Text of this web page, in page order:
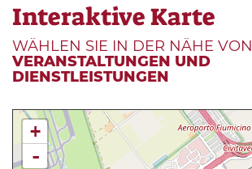
Interaktive Karte
WÄHLEN SIE IN DER NÄHE VON
VERANSTALTUNGEN UND
DIENSTLEISTUNGEN
+
-